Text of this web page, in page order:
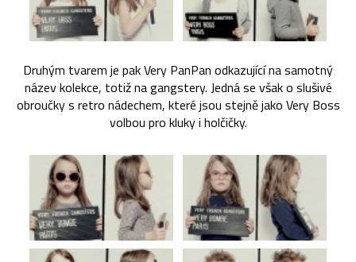
Druhým tvarem je pak Very PanPan odkazující na samotný
název kolekce, totiž na gangstery. Jedná se však o slušivé
obroučky s retro nádechem, které jsou stejně jako Very Boss
volbou pro kluky i holčičky.